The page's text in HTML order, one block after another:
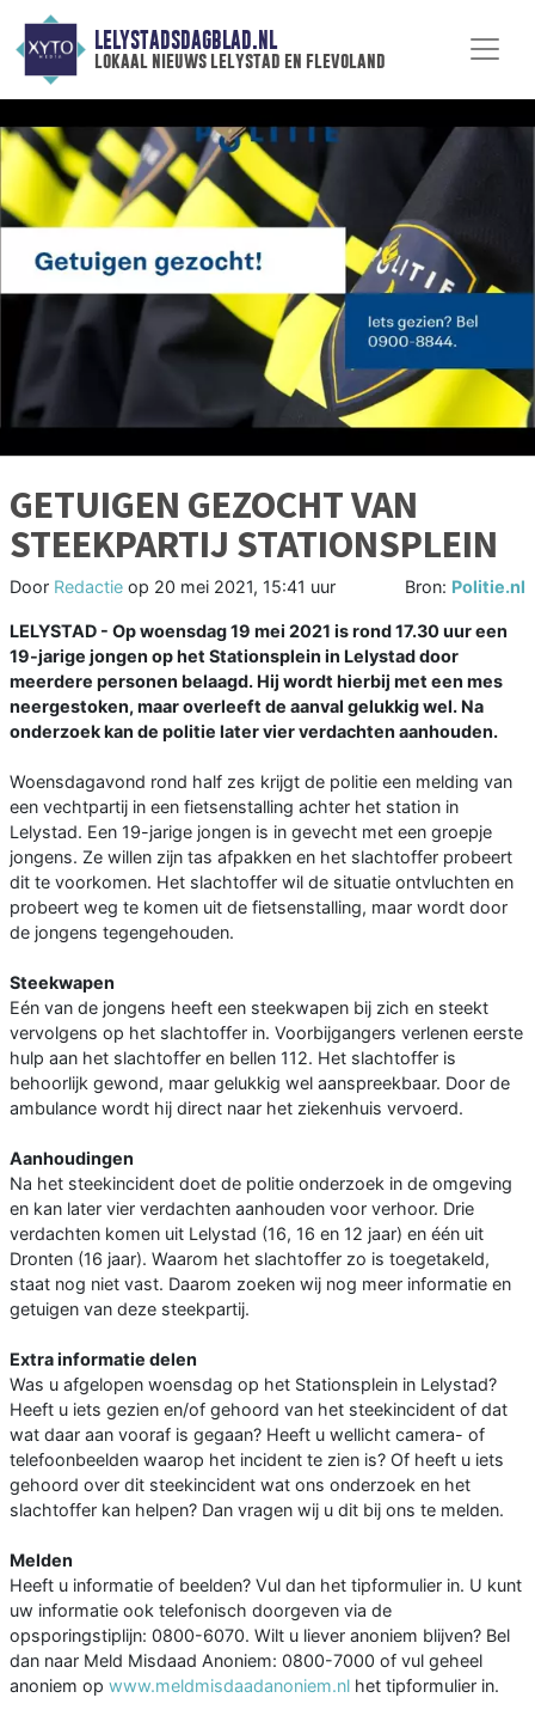
LELYSTADSDAGBLAD.NL
lokaal nieuws lelystad en flevoland
GETUIGEN GEZOCHT VAN
STEEKPARTIJ STATIONSPLEIN
Door Redactie op 20 mei 2021, 15:41 uur Bron: Politie.nl
LELYSTAD - Op woensdag 19 mei 2021 is rond 17.30 uur een
19-jarige jongen op het Stationsplein in Lelystad door
meerdere personen belaagd. Hij wordt hierbij met een mes
neergestoken, maar overleeft de aanval gelukkig wel. Na
onderzoek kan de politie later vier verdachten aanhouden.
Woensdagavond rond half zes krijgt de politie een melding van
een vechtpartij in een fietsenstalling achter het station in
Lelystad. Een 19-jarige jongen is in gevecht met een groepje
jongens. Ze willen zijn tas afpakken en het slachtoffer probeert
dit te voorkomen. Het slachtoffer wil de situatie ontvluchten en
probeert weg te komen uit de fietsenstalling, maar wordt door
de jongens tegengehouden.
Steekwapen
Eén van de jongens heeft een steekwapen bij zich en steekt
vervolgens op het slachtoffer in. Voorbijgangers verlenen eerste
hulp aan het slachtoffer en bellen 112. Het slachtoffer is
behoorlijk gewond, maar gelukkig wel aanspreekbaar. Door de
ambulance wordt hij direct naar het ziekenhuis vervoerd.
Aanhoudingen
Na het steekincident doet de politie onderzoek in de omgeving
en kan later vier verdachten aanhouden voor verhoor. Drie
verdachten komen uit Lelystad (16, 16 en 12 jaar) en één uit
Dronten (16 jaar). Waarom het slachtoffer zo is toegetakeld,
staat nog niet vast. Daarom zoeken wij nog meer informatie en
getuigen van deze steekpartij.
Extra informatie delen
Was u afgelopen woensdag op het Stationsplein in Lelystad?
Heeft u iets gezien en/of gehoord van het steekincident of dat
wat daar aan vooraf is gegaan? Heeft u wellicht camera- of
telefoonbeelden waarop het incident te zien is? Of heeft u iets
gehoord over dit steekincident wat ons onderzoek en het
slachtoffer kan helpen? Dan vragen wij u dit bij ons te melden.
Melden
Heeft u informatie of beelden? Vul dan het tipformulier in. U kunt
uw informatie ook telefonisch doorgeven via de
opsporingstiplijn: 0800-6070. Wilt u liever anoniem blijven? Bel
dan naar Meld Misdaad Anoniem: 0800-7000 of vul geheel
anoniem op www.meldmisdaadanoniem.nl het tipformulier in.